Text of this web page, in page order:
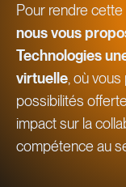
Pour rendre
nous vous
Technologies
virtuelle , où
possibilités
impact sur la
compétence au